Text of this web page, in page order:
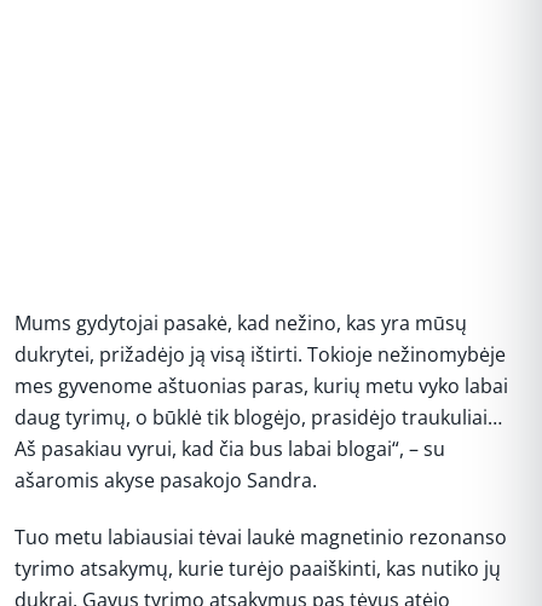
Mums gydytojai pasakė, kad nežino, kas yra mūsų
dukrytei, prižadėjo ją visą ištirti. Tokioje nežinomybėje
mes gyvenome aštuonias paras, kurių metu vyko labai
daug tyrimų, o būklė tik blogėjo, prasidėjo traukuliai…
Aš pasakiau vyrui, kad čia bus labai blogai“, – su
ašaromis akyse pasakojo Sandra.
Tuo metu labiausiai tėvai laukė magnetinio rezonanso
tyrimo atsakymų, kurie turėjo paaiškinti, kas nutiko jų
dukrai. Gavus tyrimo atsakymus pas tėvus atėjo